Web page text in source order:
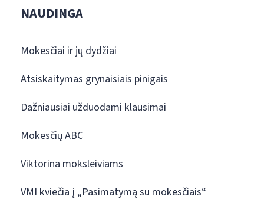
NAUDINGA
Mokesčiai ir jų dydžiai
Atsiskaitymas grynaisiais pinigais
Dažniausiai užduodami klausimai
Mokesčių ABC
Viktorina moksleiviams
VMI kviečia į „Pasimatymą su mokesčiais“